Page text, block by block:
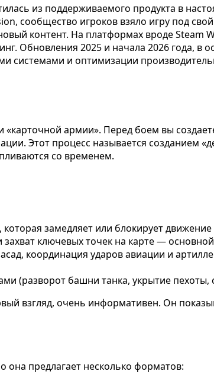
из поддерживаемого продукта в
сообщество игроков взяло игру под
контент. На платформах вроде
Обновления 2025 и начала 2026 года,
и оптимизации
армии». Перед боем вы
Этот процесс называется созданием
со временем.
замедляет или блокирует
ключевых точек на карте —
координация ударов авиации и
(разворот башни танка, укрытие
взгляд, очень информативен. Он
она предлагает несколько форматов: